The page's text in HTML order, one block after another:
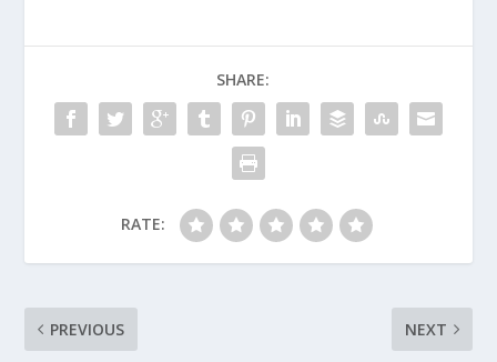
SHARE:
RATE:
PREVIOUS NEXT